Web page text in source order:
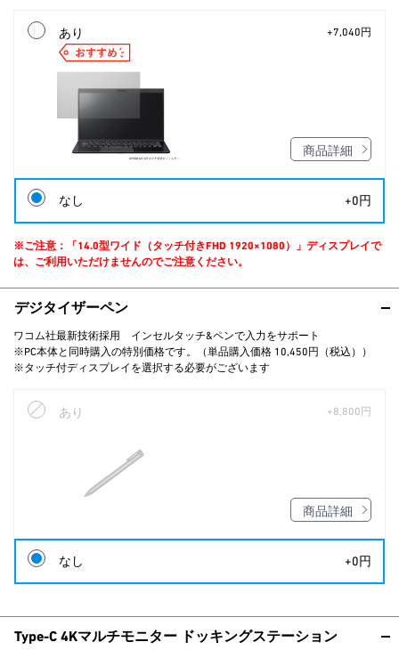
あり +7,040円
商品詳細
なし +0円
※ご注意：「14.0型ワイド（タッチ付きFHD 1920×1080）」ディスプレイで
は、ご利用いただけませんのでご注意ください。
デジタイザーペン
ワコム社最新技術採用 インセルタッチ&ペンで入力をサポート
※PC本体と同時購入の特別価格です。（単品購入価格 10,450円（税込））
※タッチ付ディスプレイを選択する必要がございます
あり +8,800円
商品詳細
なし +0円
Type-C 4Kマルチモニター ドッキングステーション